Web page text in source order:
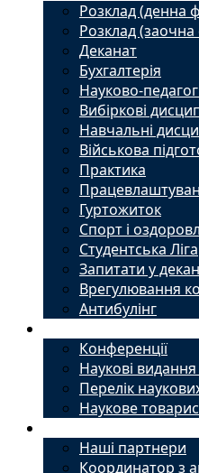
Розклад (денна
Розклад
Деканат
Бухгалтерія
Науково-
Вибіркові
Навчальні
Військова
Практика
Гуртожиток
Спорт і
Студентська Ліга
Запитати у
Врегулювання
Антибулінг
Конференції
Наукові
Перелік
Наукове
Наші партнери
Координатор з